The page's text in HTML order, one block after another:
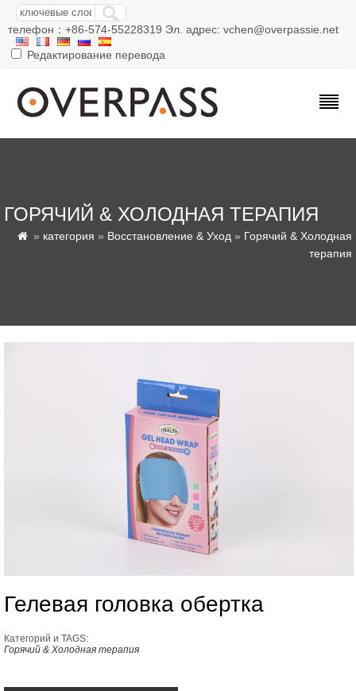
телефон：+86-574-55228319 Эл. адрес: vchen@overpassie.net
Редактирование перевода
ГОРЯЧИЙ & ХОЛОДНАЯ ТЕРАПИЯ
 » категория » Восстановление & Уход » Горячий & Холодная
терапия
Гелевая головка обертка
Категорий и TAGS:
Горячий & Холодная терапия